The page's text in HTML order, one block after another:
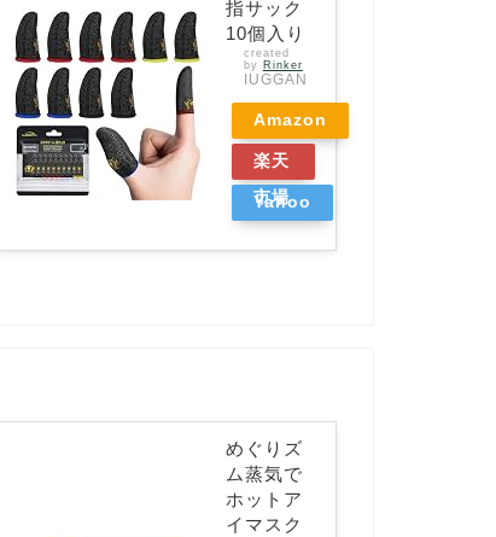
指サック
10個入り
created
by Rinker
IUGGAN
Amazon
楽天
市場
Yahoo
めぐりズ
ム蒸気で
ホットア
イマスク